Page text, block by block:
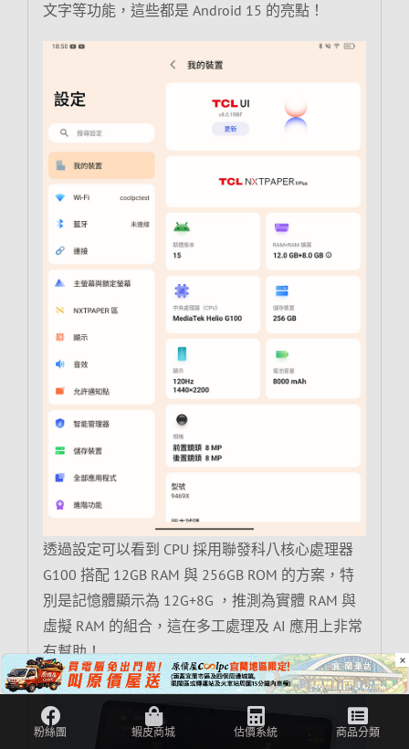
文字等功能，這些都是 Android 15 的亮點！
透過設定可以看到 CPU 採用聯發科八核心處理器
G100 搭配 12GB RAM 與 256GB ROM 的方案，特
別是記憶體顯示為 12G+8G ，推測為實體 RAM 與
虛擬 RAM 的組合，這在多工處理及 AI 應用上非常
有幫助！
×